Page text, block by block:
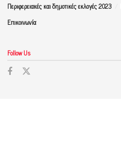
Περιφερειακές και δημοτικές εκλογές 2023
Επικοινωνία
Follow Us